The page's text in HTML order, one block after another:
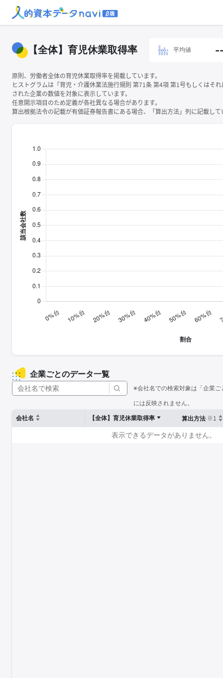
【全体】育児休業取得率 平均値
原則、労働者全体の育児休業取得率を掲載しています。
ヒストグラムは「育児・介護休業法施行規則 第71条 第4項 第1号もしくはそ
された企業の数値を対象に表示しています。
任意開示項目のため定義が各社異なる場合があります。
算出根拠法令の記載が有価証券報告書にある場合、「算出方法」列に記載し
企業ごとのデータ一覧
※会社名での検索対象は「企業
には反映されません。
会社名
【全体】育児休業取得率 算出方法 ※1
表示できるデータがありません。